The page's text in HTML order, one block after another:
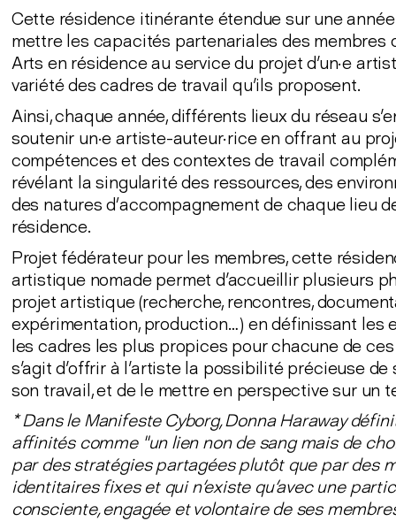
Cette résidence itinérante étendue sur une
mettre les capacités partenariales des membres
Arts en résidence au service du projet d'un·e
variété des cadres de travail qu'ils proposent.
Ainsi, chaque année, différents lieux du réseau
soutenir un·e artiste-auteur·rice en offrant au
compétences et des contextes de travail
révélant la singularité des ressources, des
des natures d’accompagnement de chaque lieu
résidence.
Projet fédérateur pour les membres, cette
artistique nomade permet d'accueillir plusieurs
projet artistique (recherche, rencontres,
expérimentation, production… ) en définissant les
les cadres les plus propices pour chacune de
s'agit d'offrir à l'artiste la possibilité précieuse de
son travail, et de le mettre en perspective sur un
* Dans le Manifeste Cyborg, Donna Haraway
affinités comme "un lien non de sang mais de
par des stratégies partagées plutôt que par des
identitaires fixes et qui n'existe qu'avec une
consciente, engagée et volontaire de ses